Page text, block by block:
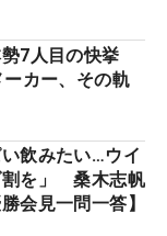
7人目の快挙
カー、その軌
い飲みたい…ウイ
割を」 桑木志帆
会見一問一答】